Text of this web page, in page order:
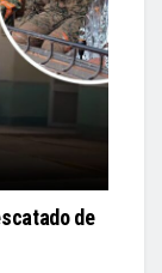
de